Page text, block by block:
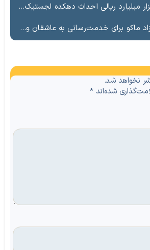
خدمت‌رسانی به عاشقان ولایت در آیین وداع و تشییع قائد امت
نخواهد شد.
شده‌اند*